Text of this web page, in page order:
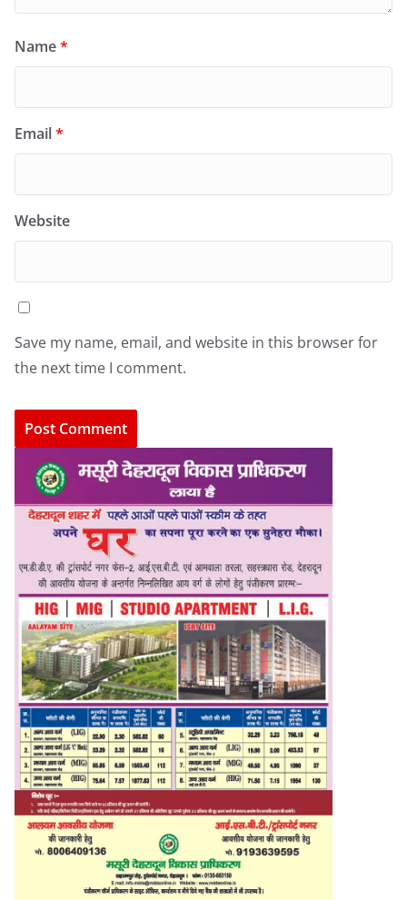
Name*
Email*
Website
Save my name, email, and website in this browser for
the next time I comment.